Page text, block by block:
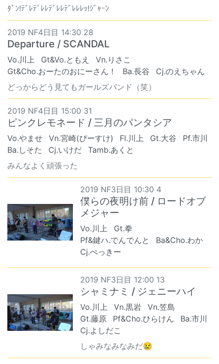
ﾀﾞﾝ!ﾃﾞﾚﾃﾞﾚﾚﾃﾞﾚﾚﾃﾞﾚﾚﾚｯ!ｼﾞｬｰﾝ
2019 NF4日目 14:30 28
Departure / SCANDAL
Vo.川上 Gt&Vo.ともえ
Vn.りさこ
Gt&Cho.おーたのおにーさん！
Ba.長谷
Cj.のえちゃん
どっからどう見てもガールズバンド（笑）
2019 NF4日目 15:00 31
ピンクレモネード / 三月のパンタシア
Vo.やませ Vn.宮崎(ぴーすけ) Fl.川上 Gt.大谷
Pf.市川
Ba.しそた
Cj.いけだ
Tamb.あくと
みんなよく頑張った
2019 NF3日目 10:30 4
僕らの夜明け前 / ロードオブ
メジャー
Vo.川上
Gt.拳
Pf&鍵ハ.でんでんと
Ba&Cho.わか
Cj.ぺっきー
2019 NF3日目 12:00 13
シャミナミ / ジェニーハイ
Vo.川上 Vn.黒岩
Vn.笠島
Gt.藤原
Pf&Cho.ひらけん
Ba.市川
Cj.よしだこ
しゃみなみなみだ😢